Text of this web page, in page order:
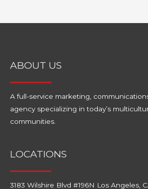
ABOUT US
A full-service marketing,
agency specializing in today’s
communities.
LOCATIONS​
3183 Wilshire Blvd #196N Los Angeles,